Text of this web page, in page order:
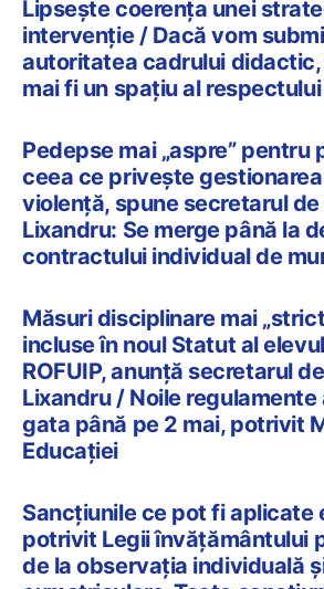
Lipseşte coerenţa unei
intervenţie / Dacă vom
autoritatea cadrului didactic,
mai fi un spațiu al
Pedepse mai „aspre” pentru
ceea ce privește
violență, spune secretarul
Lixandru: Se merge până la
contractului individual de
Măsuri disciplinare mai
incluse în noul Statut al
ROFUIP, anunță secretarul
Lixandru / Noile
gata până pe 2 mai, potrivit
Educației
Sancțiunile ce pot fi aplicate
potrivit Legii învățământului
de la observația individuală